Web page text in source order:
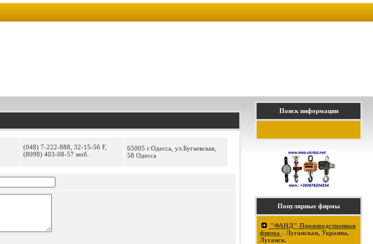
(048) 7-222-888, 32-15-56 F,
(8098) 403-08-57 моб.
65005 г.Одесса, ул.Бугаевская,
58 Одесса
Поиск информации
Популярные фирмы
"ФАНД"-Производственная
фирма - Луганская, Украина,
Луганск.